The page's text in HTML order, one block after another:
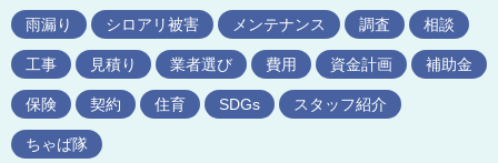
雨漏り シロアリ被害 メンテナンス 調査 相談
工事 見積り 業者選び 費用 資金計画 補助金
保険 契約 住育 SDGs スタッフ紹介
ちゃば隊